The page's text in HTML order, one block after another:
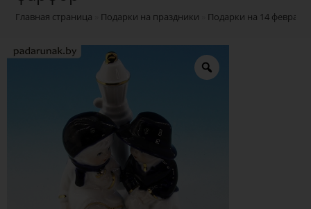
Главная страница Подарки на праздники Подарки на 14 февраля